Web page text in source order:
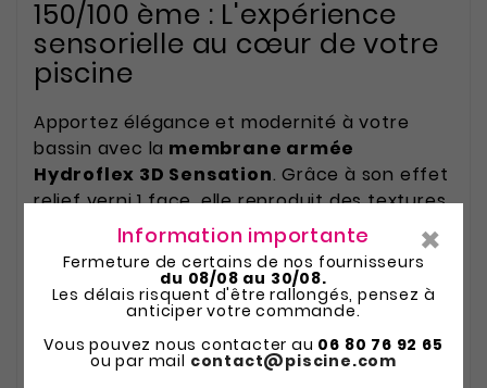
150/100 ème : L'expérience
sensorielle au cœur de votre
piscine
Apportez élégance et modernité à votre
bassin avec la membrane armée
Hydroflex 3D Sensation. Grâce à son effet
relief verni 1 face, elle reproduit des textures
naturelles inspirées de pierres et céramiques
pour un rendu haut de gamme, tout en
offrant une sécuritéantidérapante
Classe C.
Idéale pour rénovation, construction de
×
Information importante
Fermeture de certains de nos fournisseurs
du 08/08 au 30/08.
Les délais risquent d'être rallongés, pensez à
anticiper votre commande.
Vous pouvez nous contacter au 06 80 76 92 65
ou par mail contact@piscine.com